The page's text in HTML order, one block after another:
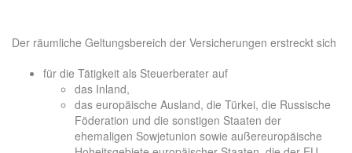
Der räumliche Geltungsbereich der Versicherungen erstreckt sich
für die Tätigkeit als Steuerberater auf
das Inland,
das europäische Ausland, die Türkei, die Russische
Föderation und die sonstigen Staaten der
ehemaligen Sowjetunion sowie außereuropäische